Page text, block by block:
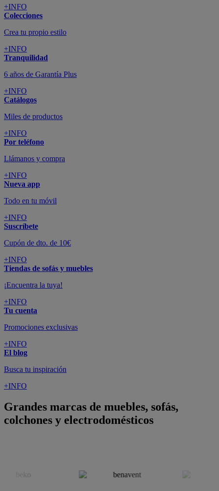
+INFO
Colecciones
Crea tu propio estilo
+INFO
Tranquilidad
6 años de Garantía Plus
+INFO
Catálogos
Miles de productos
+INFO
Por teléfono
Llámanos y compra
+INFO
Nueva app
Todo en tu móvil
+INFO
Suscríbete
Cupón de dto. de 10€
+INFO
Tiendas de sofás y muebles
¡Encuentra la tuya!
+INFO
Tu cuenta
Promociones exclusivas
+INFO
El blog
Busca tu inspiración
+INFO
Grandes marcas de muebles, sofás,
colchones y electrodomésticos